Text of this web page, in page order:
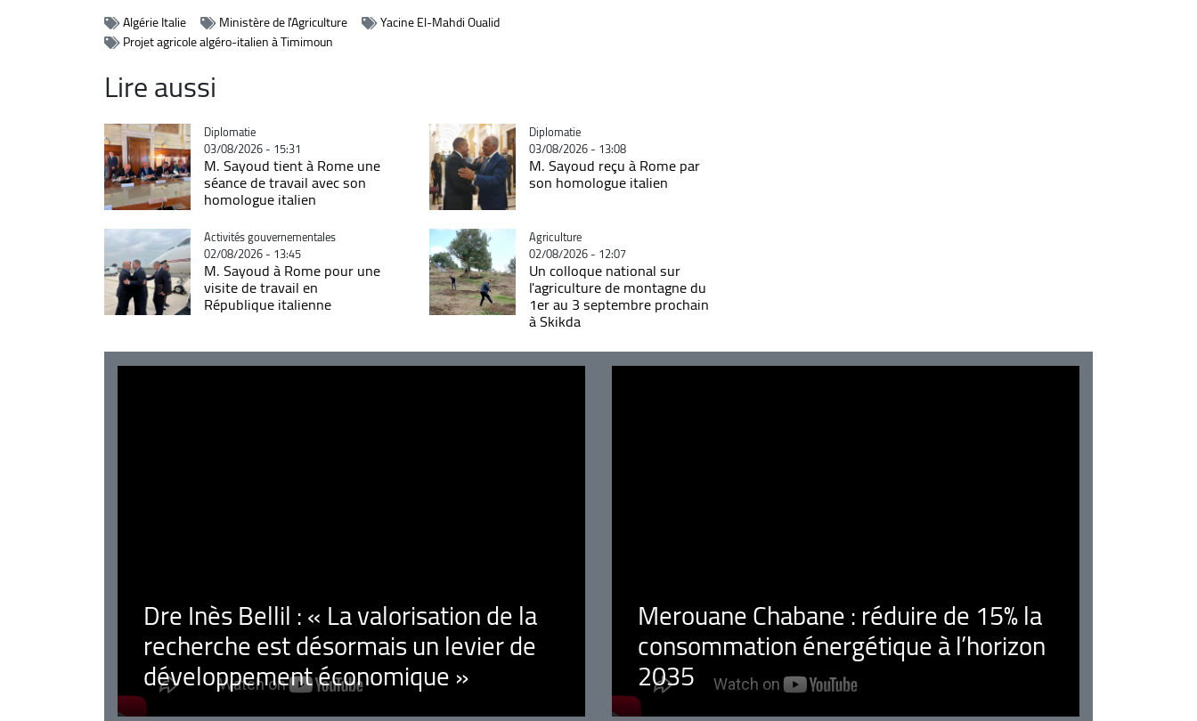
Algérie Italie Ministère de l'Agriculture
Yacine El-Mahdi Oualid
Projet agricole algéro-italien à Timimoun
Lire aussi
Catégorie
Diplomatie
03/08/2026 - 15:31
M. Sayoud tient à Rome une
séance de travail avec son
homologue italien
Catégorie
Diplomatie
03/08/2026 - 13:08
M. Sayoud reçu à Rome par
son homologue italien
Catégorie
Activités gouvernementales
02/08/2026 - 13:45
M. Sayoud à Rome pour une
visite de travail en
République italienne
Catégorie
Agriculture
02/08/2026 - 12:07
Un colloque national sur
l'agriculture de montagne du
1er au 3 septembre prochain
à Skikda
Dre Inès Bellil : « La valorisation de la
recherche est désormais un levier de
développement économique »
Merouane Chabane : réduire de 15% la
consommation énergétique à l’horizon
2035